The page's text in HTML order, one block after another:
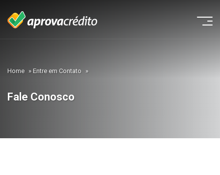
Home » Entre em Contato »
Fale Conosco